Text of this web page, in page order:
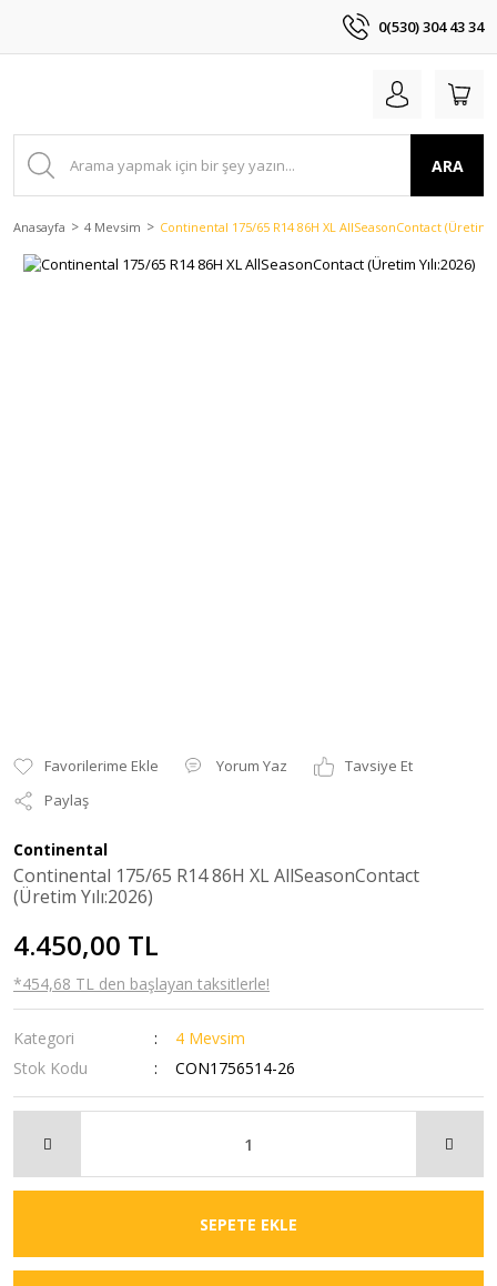
0(530) 304 43 34
ARA
Anasayfa 4 Mevsim Continental 175/65 R14 86H XL AllSeasonContact (Üretim
Yorum Yaz
Tavsiye Et
Paylaş
Continental
Continental 175/65 R14 86H XL AllSeasonContact
(Üretim Yılı:2026)
4.450,00 TL
*454,68 TL den başlayan taksitlerle!
Kategori
4 Mevsim
Stok Kodu
CON1756514-26
SEPETE EKLE